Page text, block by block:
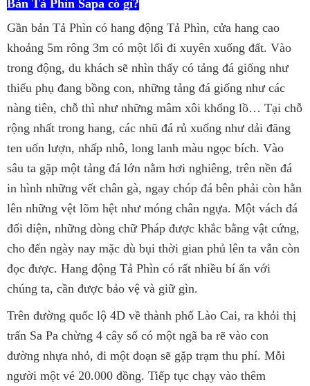
Bản Tả Phìn Sapa có gì?
Gần bản Tả Phìn có hang động Tả Phìn, cửa hang cao
khoảng 5m rông 3m có một lối đi xuyên xuống đất. Vào
trong động, du khách sẽ nhìn thấy có tảng đá giống như
thiếu phụ đang bồng con, những tảng đá giống như các
nàng tiên, chỗ thì như những mâm xôi khổng lồ… Tại chỗ
rộng nhất trong hang, các nhũ đá rủ xuống như dải đăng
ten uốn lượn, nhấp nhô, long lanh màu ngọc bích. Vào
sâu ta gặp một tảng đá lớn nằm hơi nghiêng, trên nền đá
in hình những vết chân gà, ngay chóp đá bên phải còn hằn
lên những vệt lõm hệt như móng chân ngựa. Một vách đá
đối diện, những dòng chữ Pháp được khắc bằng vật cứng,
cho đến ngày nay mặc dù bụi thời gian phủ lên ta vẫn còn
đọc được. Hang động Tả Phìn có rất nhiều bí ẩn với
chúng ta, cần được bảo vệ và giữ gìn.
Trên đường quốc lộ 4D về thành phố Lào Cai, ra khỏi thị
trấn Sa Pa chừng 4 cây số có một ngã ba rẽ vào con
đường nhựa nhỏ, đi một đoạn sẽ gặp trạm thu phí. Mỗi
người một vé 20.000 đồng. Tiếp tục chạy vào thêm